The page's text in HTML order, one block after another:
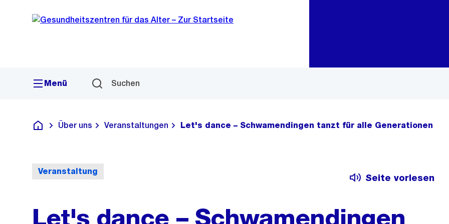
Navigation
Sprunglink
Menü Suchen
Gesundheitszentren für das Alter
Über uns Veranstaltungen Let's dance – ​Schwamendingen tanzt für alle Generationen
Veranstaltung
Seite vorlesen
Let's dance – ​Schwamendingen